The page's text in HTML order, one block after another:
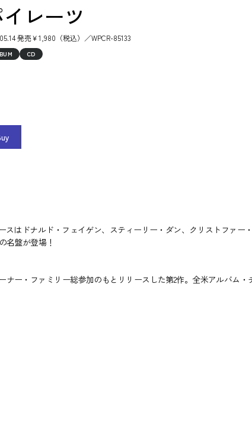
レーツ
発売￥1,980（税込）／WPCR-85133
CD
はドナルド・フェイゲン、スティーリー・ダン、クリストファー
名盤が登場！
ー・ファミリー総参加のもとリリースした第2作。全米アルバム・